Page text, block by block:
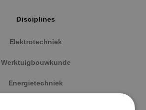
Disciplines
Elektrotechniek
Werktuigbouwkunde
Energietechniek